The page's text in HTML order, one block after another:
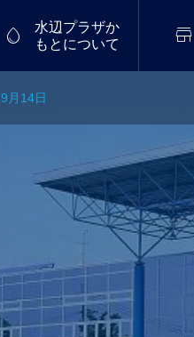

水辺プラザか
もとについて

7/18(土)～19(日)
2026.01.02
月14日